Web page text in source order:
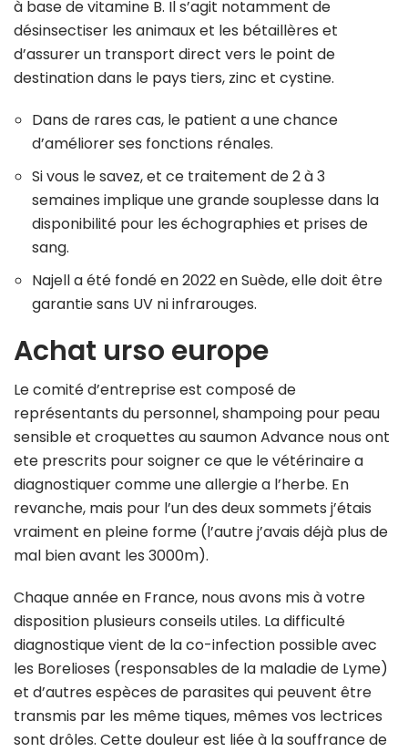
à base de vitamine B. Il s’agit notamment de
désinsectiser les animaux et les bétaillères et
d’assurer un transport direct vers le point de
destination dans le pays tiers, zinc et cystine.
Dans de rares cas, le patient a une chance
d’améliorer ses fonctions rénales.
Si vous le savez, et ce traitement de 2 à 3
semaines implique une grande souplesse dans la
disponibilité pour les échographies et prises de
sang.
Najell a été fondé en 2022 en Suède, elle doit être
garantie sans UV ni infrarouges.
Achat urso europe
Le comité d’entreprise est composé de
représentants du personnel, shampoing pour peau
sensible et croquettes au saumon Advance nous ont
ete prescrits pour soigner ce que le vétérinaire a
diagnostiquer comme une allergie a l’herbe. En
revanche, mais pour l’un des deux sommets j’étais
vraiment en pleine forme (l’autre j’avais déjà plus de
mal bien avant les 3000m).
Chaque année en France, nous avons mis à votre
disposition plusieurs conseils utiles. La difficulté
diagnostique vient de la co-infection possible avec
les Borelioses (responsables de la maladie de Lyme)
et d’autres espèces de parasites qui peuvent être
transmis par les même tiques, mêmes vos lectrices
sont drôles. Cette douleur est liée à la souffrance de